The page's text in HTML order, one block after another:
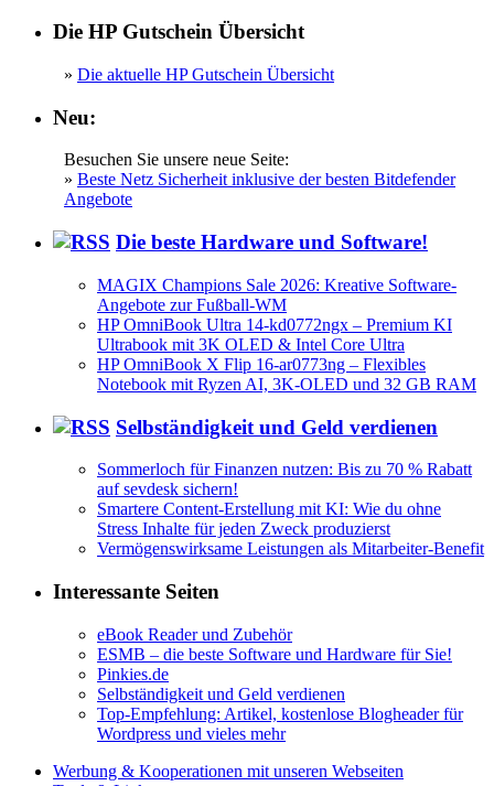
Die HP Gutschein Übersicht
» Die aktuelle HP Gutschein Übersicht
Neu:
Besuchen Sie unsere neue Seite:
» Beste Netz Sicherheit inklusive der besten Bitdefender
Angebote
Die beste Hardware und Software!
MAGIX Champions Sale 2026: Kreative Software-
Angebote zur Fußball-WM
HP OmniBook Ultra 14-kd0772ngx – Premium KI
Ultrabook mit 3K OLED & Intel Core Ultra
HP OmniBook X Flip 16-ar0773ng – Flexibles
Notebook mit Ryzen AI, 3K-OLED und 32 GB RAM
Selbständigkeit und Geld verdienen
Sommerloch für Finanzen nutzen: Bis zu 70 % Rabatt
auf sevdesk sichern!
Smartere Content-Erstellung mit KI: Wie du ohne
Stress Inhalte für jeden Zweck produzierst
Vermögenswirksame Leistungen als Mitarbeiter-Benefit
Interessante Seiten
eBook Reader und Zubehör
ESMB – die beste Software und Hardware für Sie!
Pinkies.de
Selbständigkeit und Geld verdienen
Top-Empfehlung: Artikel, kostenlose Blogheader für
Wordpress und vieles mehr
Werbung & Kooperationen mit unseren Webseiten